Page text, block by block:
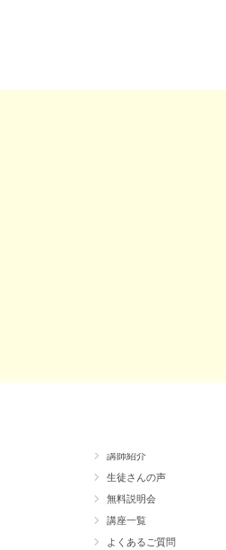
講師紹介
生徒さんの声
無料説明会
講座一覧
よくあるご質問